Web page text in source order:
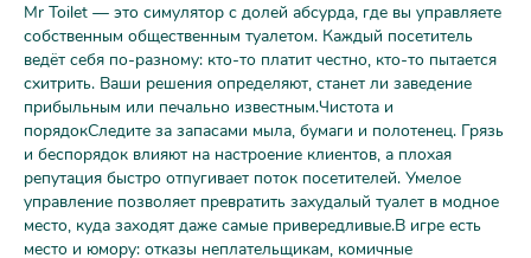
Mr Toilet — это симулятор с долей абсурда, где вы управляете
собственным общественным туалетом. Каждый посетитель
ведёт себя по-разному: кто-то платит честно, кто-то пытается
схитрить. Ваши решения определяют, станет ли заведение
прибыльным или печально известным.Чистота и
порядокСледите за запасами мыла, бумаги и полотенец. Грязь
и беспорядок влияют на настроение клиентов, а плохая
репутация быстро отпугивает поток посетителей. Умелое
управление позволяет превратить захудалый туалет в модное
место, куда заходят даже самые привередливые.В игре есть
место и юмору: отказы неплательщикам, комичные